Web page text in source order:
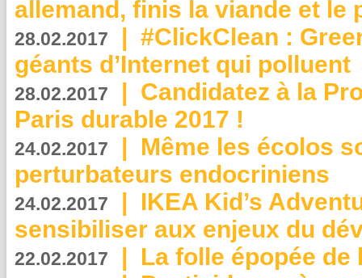
allemand, finis la viande et le
28.02.2017 | #ClickClean :
géants d’Internet qui polluent
28.02.2017 | Candidatez à la
Paris durable 2017 !
24.02.2017 | Même les écolos
perturbateurs endocriniens
24.02.2017 | IKEA Kid’s
sensibiliser aux enjeux du
22.02.2017 | La folle épopée de